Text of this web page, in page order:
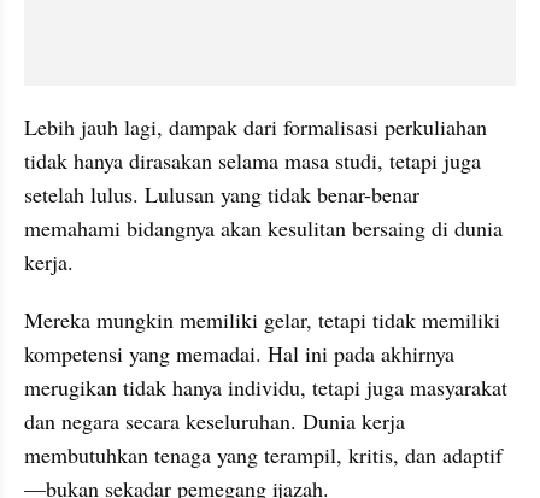
Lebih jauh lagi, dampak dari formalisasi perkuliahan
tidak hanya dirasakan selama masa studi, tetapi juga
setelah lulus. Lulusan yang tidak benar-benar
memahami bidangnya akan kesulitan bersaing di dunia
kerja.
Mereka mungkin memiliki gelar, tetapi tidak memiliki
kompetensi yang memadai. Hal ini pada akhirnya
merugikan tidak hanya individu, tetapi juga masyarakat
dan negara secara keseluruhan. Dunia kerja
membutuhkan tenaga yang terampil, kritis, dan adaptif
—bukan sekadar pemegang ijazah.